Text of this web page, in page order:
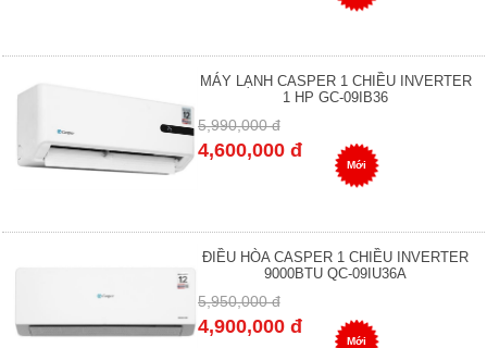
MÁY LẠNH CASPER 1 CHIỀU INVERTER
1 HP GC-09IB36
5,990,000 đ
4,600,000 đ
Mới
ĐIỀU HÒA CASPER 1 CHIỀU INVERTER
9000BTU QC-09IU36A
5,950,000 đ
4,900,000 đ
Mới